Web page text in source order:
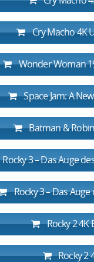
Cry Macho 4K
Wonder Woman
Space Jam: A
Batman &
Rocky 3 – Das Auge
Rocky 3 – Das Auge
Rocky 2 4K
Rocky 2